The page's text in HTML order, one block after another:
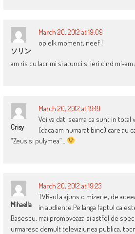
ソリン
March 20, 2012 at 19:09
op elk moment, neef !
am ris cu lacrimi si atunci si ieri cind mi-
Crisy
March 20, 2012 at 19:19
Voi va dati seama ca sunt in
(daca am numarat bine) care au
“Zeus si pulymea”…
Mihaella
March 20, 2012 at 19:23
TVR-ul a ajuns o mizerie, de
in audiente.Pe langa faptul ca
Basescu, mai promoveaza si astfel de
urmaresc demult televiziunea publica,